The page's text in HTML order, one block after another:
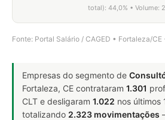
total): 44,0% • Volume:
Fonte: Portal Salário / CAGED • Fortaleza/
Empresas do segmento de
Fortaleza, CE contrataram 1.301
CLT e desligaram 1.022 nos últimos
totalizando 2.323 movimentações